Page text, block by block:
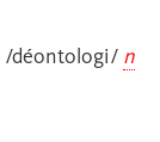
/déontologi/ n